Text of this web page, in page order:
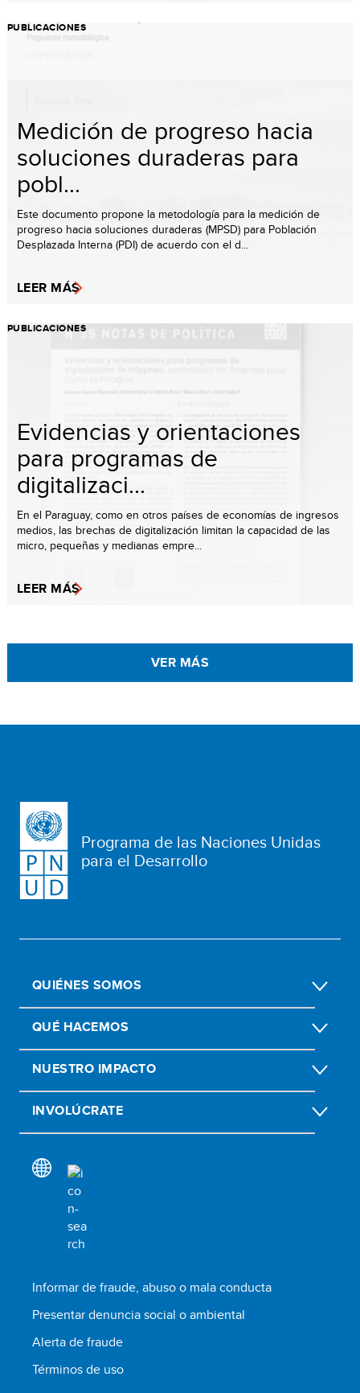
PUBLICACIONES
Medición de progreso hacia
soluciones duraderas para
pobl...
Este documento propone la metodología para la medición de
progreso hacia soluciones duraderas (MPSD) para Población
Desplazada Interna (PDI) de acuerdo con el d...
LEER MÁS
PUBLICACIONES
Evidencias y orientaciones
para programas de
digitalizaci...
En el Paraguay, como en otros países de economías de ingresos
medios, las brechas de digitalización limitan la capacidad de las
micro, pequeñas y medianas empre...
LEER MÁS
VER MÁS
Programa de las Naciones Unidas
para el Desarrollo
QUIÉNES SOMOS
QUÉ HACEMOS
NUESTRO IMPACTO
INVOLÚCRATE
Informar de fraude, abuso o mala conducta
Presentar denuncia social o ambiental
Alerta de fraude
Términos de uso